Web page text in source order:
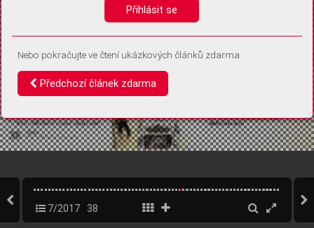
7/2017 38
Přihlásit se
Nebo pokračujte ve čtení ukázkových článků zdarma
Předchozí článek zdarma